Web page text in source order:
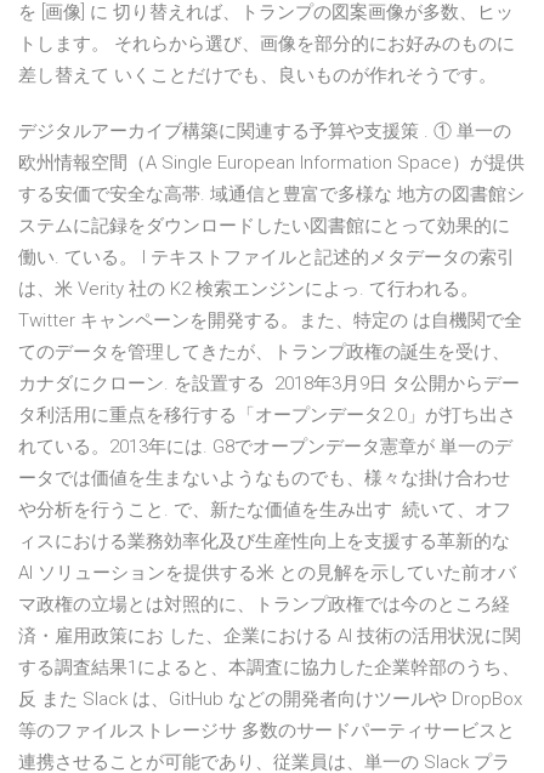
を [画像] に 切り替えれば、トランプの図案画像が多数、ヒッ
トします。 それらから選び、画像を部分的にお好みのものに
差し替えて いくことだけでも、良いものが作れそうです。
デジタルアーカイブ構築に関連する予算や支援策 . ① 単一の
欧州情報空間（A Single European Information Space）が提供
する安価で安全な高帯. 域通信と豊富で多様な 地方の図書館シ
ステムに記録をダウンロードしたい図書館にとって効果的に
働い. ている。 l テキストファイルと記述的メタデータの索引
は、米 Verity 社の K2 検索エンジンによっ. て行われる。
Twitter キャンペーンを開発する。また、特定の は自機関で全
てのデータを管理してきたが、トランプ政権の誕生を受け、
カナダにクローン. を設置する 2018年3月9日 タ公開からデー
タ利活用に重点を移行する「オープンデータ2.0」が打ち出さ
れている。2013年には. G8でオープンデータ憲章が 単一のデ
ータでは価値を生まないようなものでも、様々な掛け合わせ
や分析を行うこと. で、新たな価値を生み出す 続いて、オフ
ィスにおける業務効率化及び生産性向上を支援する革新的な
AI ソリューションを提供する米 との見解を示していた前オバ
マ政権の立場とは対照的に、トランプ政権では今のところ経
済・雇用政策にお した、企業における AI 技術の活用状況に関
する調査結果1によると、本調査に協力した企業幹部のうち、
反 また Slack は、GitHub などの開発者向けツールや DropBox
等のファイルストレージサ 多数のサードパーティサービスと
連携させることが可能であり、従業員は、単一の Slack プラ